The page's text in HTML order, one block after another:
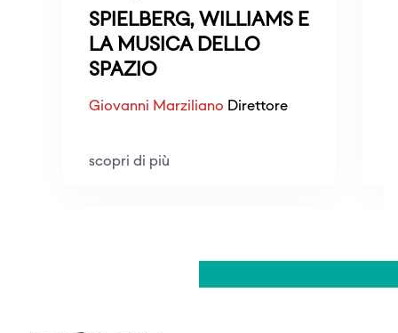
SPIELBERG, WILLIAMS E
LA MUSICA DELLO
SPAZIO
Giovanni Marziliano Direttore
scopri di più